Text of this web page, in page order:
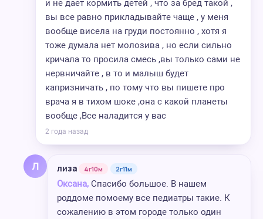
и не дает кормить детей , что за бред такой ,
вы все равно прикладывайте чаще , у меня
вообще висела на груди постоянно , хотя я
тоже думала нет молозива , но если сильно
кричала то просила смесь ,вы только сами не
нервничайте , в то и малыш будет
капризничать , по тому что вы пишете про
врача я в тихом шоке ,она с какой планеты
вообще ,Все наладится у вас
2 года назад
Л лиза 4г10м 2г11м
Оксана, Спасибо большое. В нашем
роддоме помоему все педиатры такие. К
сожалению в этом городе только один